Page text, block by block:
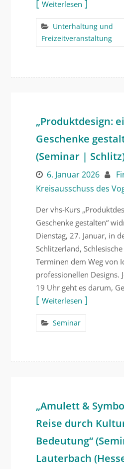
Weiterlesen
Unterhaltung und
Freizeitveranstaltung
„Produktdesign:
Geschenke
(Seminar |
6. Januar 2026
Kreisausschuss des
Der vhs-Kurs
Geschenke gestalten“
Dienstag, 27. Januar, in
Schlitzerland,
Terminen dem Weg von
professionellen Designs.
19 Uhr geht es darum,
Weiterlesen
Seminar
„Amulett &
Reise durch
Bedeutung“
Lauterbach